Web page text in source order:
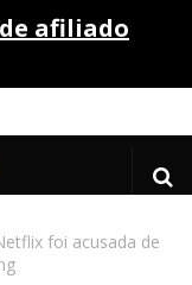
afiliado
foi acusada de